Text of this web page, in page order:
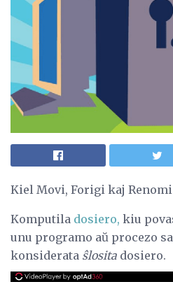
Kiel Movi, Forigi kaj
Komputila dosiero, kiu
unu programo aŭ procezo
konsiderata ŝlosita dosiero.